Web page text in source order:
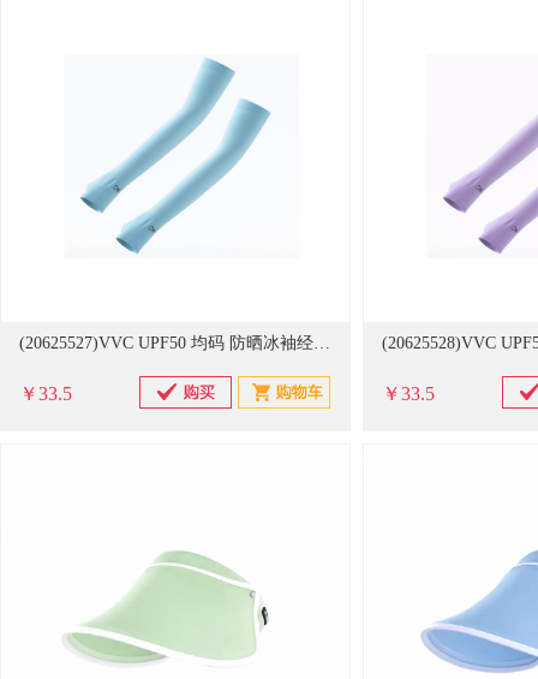
(20625527)VVC UPF50 均码 防晒冰袖经典款 淡蓝色(单位：双)
￥33.5 ￥33.5